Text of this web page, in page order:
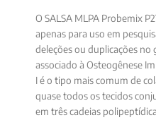
O SALSA MLPA Probemix
apenas para uso em
deleções ou duplicações no
associado à Osteogênese
I é o tipo mais comum de
quase todos os tecidos
em três cadeias